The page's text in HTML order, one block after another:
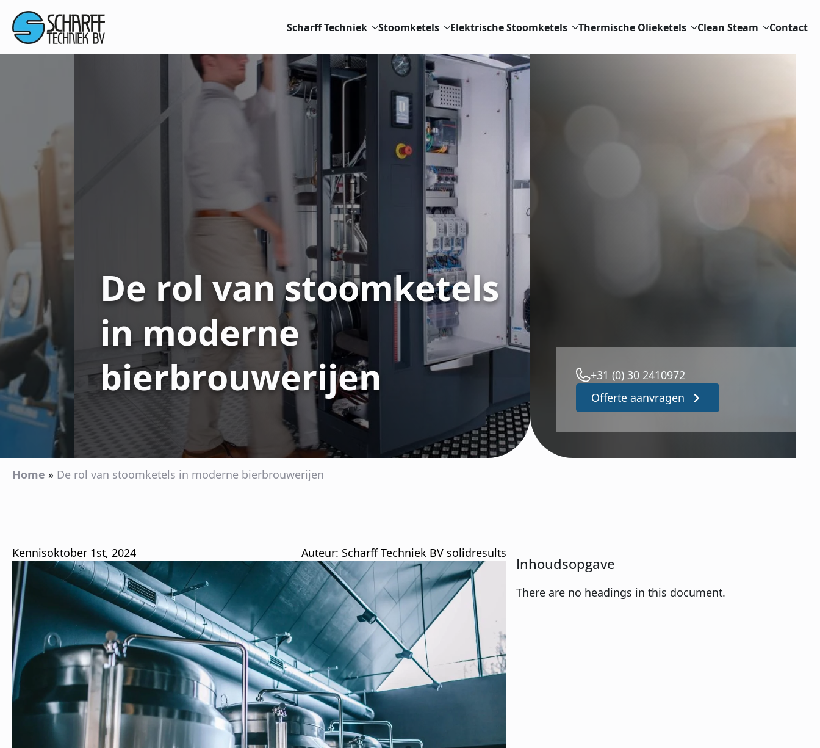
Scharff Techniek Stoomketels Elektrische Stoomketels Thermische Olieketels Clean Steam Contact
De rol van stoomketels
in moderne
bierbrouwerijen
+31 (0) 30 2410972
Offerte aanvragen
Home » De rol van stoomketels in moderne bierbrouwerijen
Kennisoktober 1st, 2024 Auteur: Scharff Techniek BV solidresults
Inhoudsopgave
There are no headings in this document.